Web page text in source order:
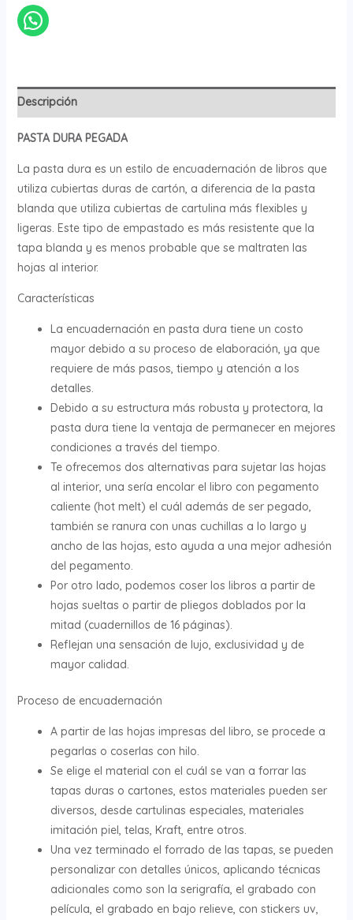
Descripción
PASTA DURA PEGADA
La pasta dura es un estilo de encuadernación de libros que
utiliza cubiertas duras de cartón, a diferencia de la pasta
blanda que utiliza cubiertas de cartulina más flexibles y
ligeras. Este tipo de empastado es más resistente que la
tapa blanda y es menos probable que se maltraten las
hojas al interior.
Características
La encuadernación en pasta dura tiene un costo
mayor debido a su proceso de elaboración, ya que
requiere de más pasos, tiempo y atención a los
detalles.
Debido a su estructura más robusta y protectora, la
pasta dura tiene la ventaja de permanecer en mejores
condiciones a través del tiempo.
Te ofrecemos dos alternativas para sujetar las hojas
al interior, una sería encolar el libro con pegamento
caliente (hot melt) el cuál además de ser pegado,
también se ranura con unas cuchillas a lo largo y
ancho de las hojas, esto ayuda a una mejor adhesión
del pegamento.
Por otro lado, podemos coser los libros a partir de
hojas sueltas o partir de pliegos doblados por la
mitad (cuadernillos de 16 páginas).
Reflejan una sensación de lujo, exclusividad y de
mayor calidad.
Proceso de encuadernación
A partir de las hojas impresas del libro, se procede a
pegarlas o coserlas con hilo.
Se elige el material con el cuál se van a forrar las
tapas duras o cartones, estos materiales pueden ser
diversos, desde cartulinas especiales, materiales
imitación piel, telas, Kraft, entre otros.
Una vez terminado el forrado de las tapas, se pueden
personalizar con detalles únicos, aplicando técnicas
adicionales como son la serigrafía, el grabado con
película, el grabado en bajo relieve, con stickers uv,